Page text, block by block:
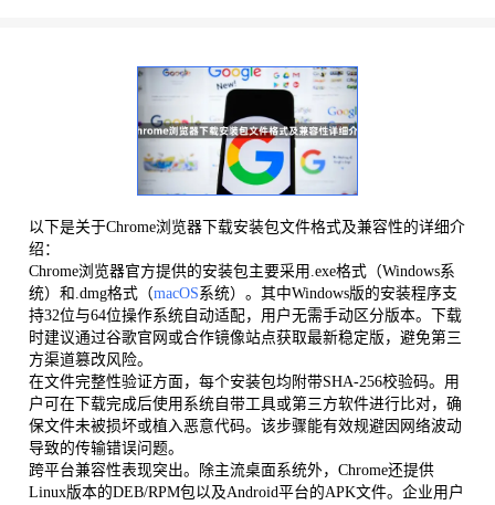
以下是关于Chrome浏览器下载安装包文件格式及兼容性的详细介
绍：
Chrome浏览器官方提供的安装包主要采用.exe格式（Windows系
统）和.dmg格式（macOS系统）。其中Windows版的安装程序支
持32位与64位操作系统自动适配，用户无需手动区分版本。下载
时建议通过谷歌官网或合作镜像站点获取最新稳定版，避免第三
方渠道篡改风险。
在文件完整性验证方面，每个安装包均附带SHA-256校验码。用
户可在下载完成后使用系统自带工具或第三方软件进行比对，确
保文件未被损坏或植入恶意代码。该步骤能有效规避因网络波动
导致的传输错误问题。
跨平台兼容性表现突出。除主流桌面系统外，Chrome还提供
Linux版本的DEB/RPM包以及Android平台的APK文件。企业用户